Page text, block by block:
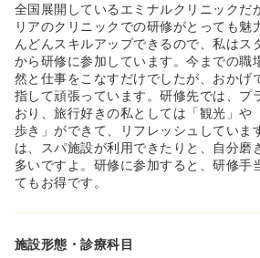
全国展開しているエミナルクリニックだ
リアのクリニックでの研修がとっても魅
んどんスキルアップできるので、私はス
から研修に参加しています。今までの職
然と仕事をこなすだけでしたが、おかげ
指して頑張っています。研修先では、プ
おり、旅行好きの私としては「観光」や
歩き」ができて、リフレッシュしていま
は、スパ施設が利用できたりと、自分磨
多いですよ。研修に参加すると、研修手
てもお得です。
施設形態・診療科目